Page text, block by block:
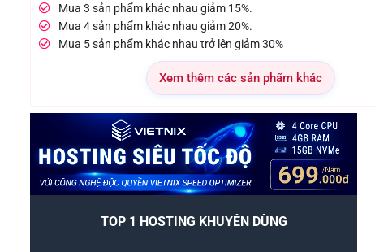
Mua 3 sản phẩm khác nhau giảm 15%.
Mua 4 sản phẩm khác nhau giảm 20%.
Mua 5 sản phẩm khác nhau trở lên giảm 30%
Xem thêm các sản phẩm khác
TOP 1 HOSTING KHUYÊN DÙNG